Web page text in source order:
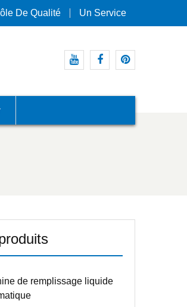
De Qualité Un Service
de remplissage liquide